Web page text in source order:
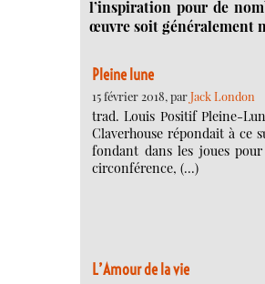
l’inspiration pour de
œuvre soit généralement
Pleine lune
15 février 2018, parJack London
trad. Louis Positif Pleine-
Claverhouse répondait à ce
fondant dans les joues
circonférence, (…)
L’Amour de la vie